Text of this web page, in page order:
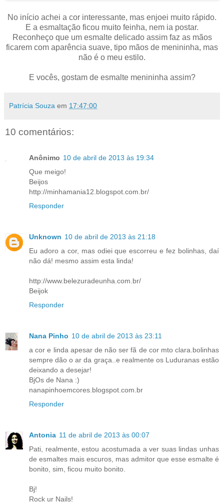
No início achei a cor interessante, mas enjoei muito rápido.
E a esmaltação ficou muito feinha, nem ia postar.
Reconheço que um esmalte delicado assim faz as mãos
ficarem com aparência suave, tipo mãos de menininha, mas
não é o meu estilo.
E vocês, gostam de esmalte menininha assim?
Patrícia Souza em 17:47:00
10 comentários:
Anônimo 10 de abril de 2013 às 19:34
Que meigo!
Beijos
http://minhamania12.blogspot.com.br/
Responder
Unknown 10 de abril de 2013 às 21:18
Eu adoro a cor, mas odiei que escorreu e fez bolinhas, daí
não dá! mesmo assim esta linda!
http://www.belezuradeunha.com.br/
Beijok
Responder
Nana Pinho 10 de abril de 2013 às 23:11
a cor e linda apesar de não ser fã de cor mto clara.bolinhas
sempre dão o ar da graça..e realmente os Luduranas estão
deixando a desejar!
BjOs de Nana :)
nanapinhoemcores.blogspot.com.br
Responder
Antonia 11 de abril de 2013 às 00:07
Pati, realmente, estou acostumada a ver suas lindas unhas
de esmaltes mais escuros, mas admitor que esse esmalte é
bonito, sim, ficou muito bonito.
Bj!
Rock ur Nails!